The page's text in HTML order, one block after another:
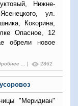
Нижне-
ул.
Кокорина,
Опасное, 12
обрели новое
... | 2862
"Меридиан"